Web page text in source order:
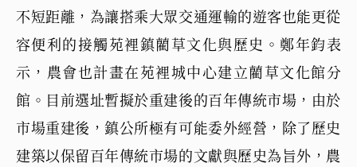
不短距離，為讓搭乘大眾交通運輸的遊客也能更從
容便利的接觸苑裡鎮藺草文化與歷史。鄭年鈞表
示，農會也計畫在苑裡城中心建立藺草文化館分
館。目前選址暫擬於重建後的百年傳統市場，由於
市場重建後，鎮公所極有可能委外經營，除了歷史
建築以保留百年傳統市場的文獻與歷史為旨外，農